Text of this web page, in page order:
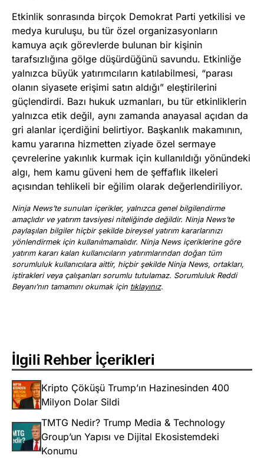
Etkinlik sonrasında birçok Demokrat Parti yetkilisi ve
medya kuruluşu, bu tür özel organizasyonların
kamuya açık görevlerde bulunan bir kişinin
tarafsızlığına gölge düşürdüğünü savundu. Etkinliğe
yalnızca büyük yatırımcıların katılabilmesi, “parası
olanın siyasete erişimi satın aldığı” eleştirilerini
güçlendirdi. Bazı hukuk uzmanları, bu tür etkinliklerin
yalnızca etik değil, aynı zamanda anayasal açıdan da
gri alanlar içerdiğini belirtiyor. Başkanlık makamının,
kamu yararına hizmetten ziyade özel sermaye
çevrelerine yakınlık kurmak için kullanıldığı yönündeki
algı, hem kamu güveni hem de şeffaflık ilkeleri
açısından tehlikeli bir eğilim olarak değerlendiriliyor.
Ninja News’te sunulan içerikler, yalnızca genel bilgilendirme
amaçlıdır ve yatırım tavsiyesi niteliğinde değildir. Ninja News’te
paylaşılan bilgiler hiçbir şekilde bireysel yatırım kararlarınızı
yönlendirmek için kullanılmamalıdır. Ninja News içeriklerine göre
yatırım kararı kalan kullanıcıların yatırımlarından doğan tüm
sorumluluk kullanıcılara aittir, hiçbir şekilde Ninja News, ortakları,
iştirakleri veya çalışanları sorumlu tutulamaz. Sorumluluk Reddi
Beyanı’nın tamamını okumak için tıklayınız.
İlgili Rehber İçerikleri
Kripto Çöküşü Trump’ın Hazinesinden 400
Milyon Dolar Sildi
TMTG Nedir? Trump Media & Technology
Group’un Yapısı ve Dijital Ekosistemdeki
Konumu